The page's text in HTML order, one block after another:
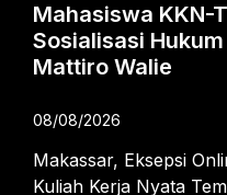
Mahasiswa KKN-
Sosialisasi
Mattiro Walie
08/08/2026
Makassar, Eksepsi
Kuliah Kerja Nyata